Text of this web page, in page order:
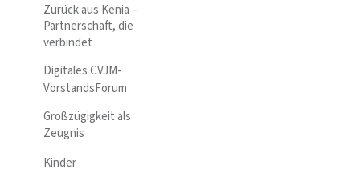
Zurück aus Kenia –
Partnerschaft, die
verbindet
Digitales CVJM-
VorstandsForum
Großzügigkeit als
Zeugnis
Kinder